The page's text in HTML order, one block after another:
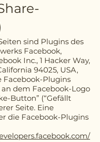
sind Plugins des
Facebook,
Inc., 1 Hacker Way,
94025, USA,
Facebook-Plugins
dem Facebook-Logo
Button” (“Gefällt
Seite. Eine
die Facebook-Plugins